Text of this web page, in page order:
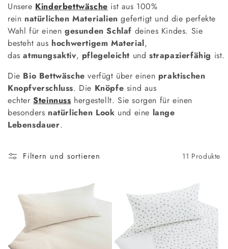
g
o
r
i
e
:
Unsere Kinderbettwäsche ist aus 100%
rein natürlichen Materialien gefertigt und die perfekte
Wahl für einen gesunden Schlaf deines Kindes. Sie
besteht aus hochwertigem Material,
dasatmungsaktiv, pflegeleicht undstrapazierfähig ist.
Die Bio Bettwäsche verfügt über einen praktischen
Knopfverschluss. Die Knöpfe sind aus
echter Steinnuss hergestellt. Sie sorgen für einen
besonders natürlichen Look und eine lange
Lebensdauer.
Filtern und sortieren 11 Produkte